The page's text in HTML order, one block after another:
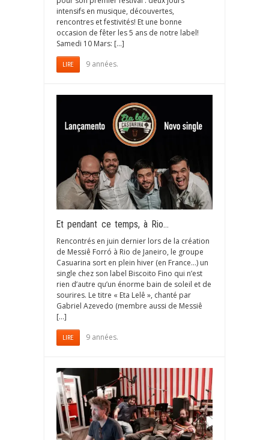
intensifs en musique, découvertes,
rencontres et festivités! Et une bonne
occasion de fêter les 5 ans de notre label!
Samedi 10 Mars: […]
LIRE 9 années.
Et pendant ce temps, à Rio…
Rencontrés en juin dernier lors de la création
de Messiê Forró à Rio de Janeiro, le groupe
Casuarina sort en plein hiver (en France…) un
single chez son label Biscoito Fino qui n’est
rien d’autre qu’un énorme bain de soleil et de
sourires. Le titre « Eta Lelê », chanté par
Gabriel Azevedo (membre aussi de Messiê
[…]
LIRE 9 années.